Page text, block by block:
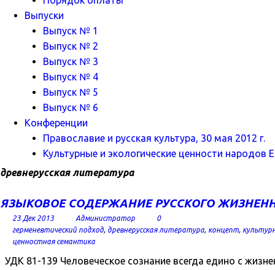
Выпуски
Выпуск № 1
Выпуск № 2
Выпуск № 3
Выпуск № 4
Выпуск № 5
Выпуск № 6
Конференции
Православие и русская культура, 30 мая 2012 г.
Культурные и экологические ценности народов
древнерусская литература
ЯЗЫКОВОЕ СОДЕРЖАНИЕ РУССКОГО
23 Дек 2013 Администратор
0
герменевтический подход, древнерусская литература, концепт,
ценностная семантика
УДК 81-139 Человеческое сознание всегда едино с